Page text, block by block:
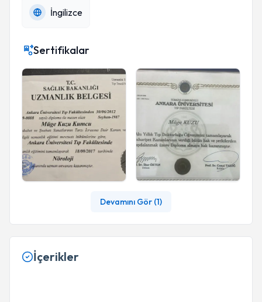
İngilizce
Sertifikalar
Devamını Gör (1)
İçerikler